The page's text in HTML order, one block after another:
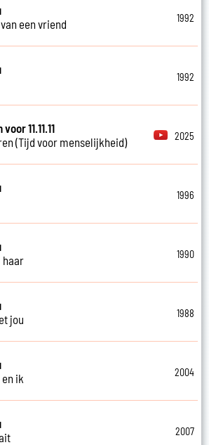
een vriend
1992
1992
11.11.11
(Tijd voor menselijkheid)
2025
1996
haar
1990
jou
1988
ik
2004
2007